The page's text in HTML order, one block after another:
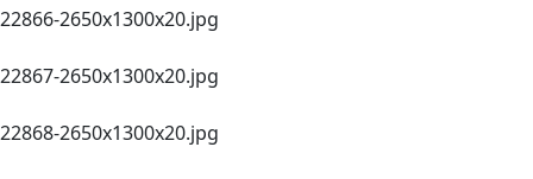
22866-2650х1300x20.jpg
22867-2650х1300x20.jpg
22868-2650х1300x20.jpg